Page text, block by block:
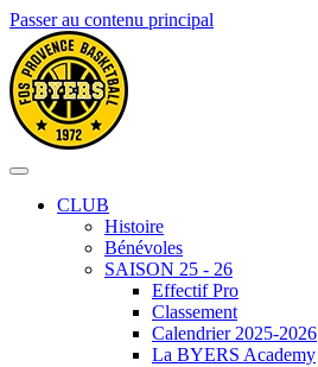
Passer au contenu principal
CLUB
Histoire
Bénévoles
SAISON 25 - 26
Effectif Pro
Classement
Calendrier 2025-2026
La BYERS Academy